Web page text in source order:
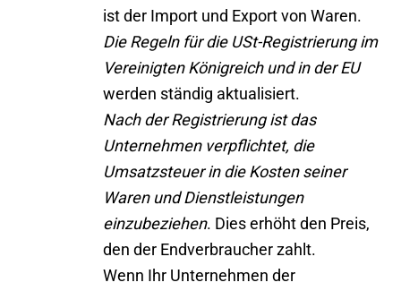
ist der Import und Export von Waren.
Die Regeln für die USt-Registrierung im
Vereinigten Königreich und in der EU
werden ständig aktualisiert.
Nach der Registrierung ist das
Unternehmen verpflichtet, die
Umsatzsteuer in die Kosten seiner
Waren und Dienstleistungen
einzubeziehen. Dies erhöht den Preis,
den der Endverbraucher zahlt.
Wenn Ihr Unternehmen der